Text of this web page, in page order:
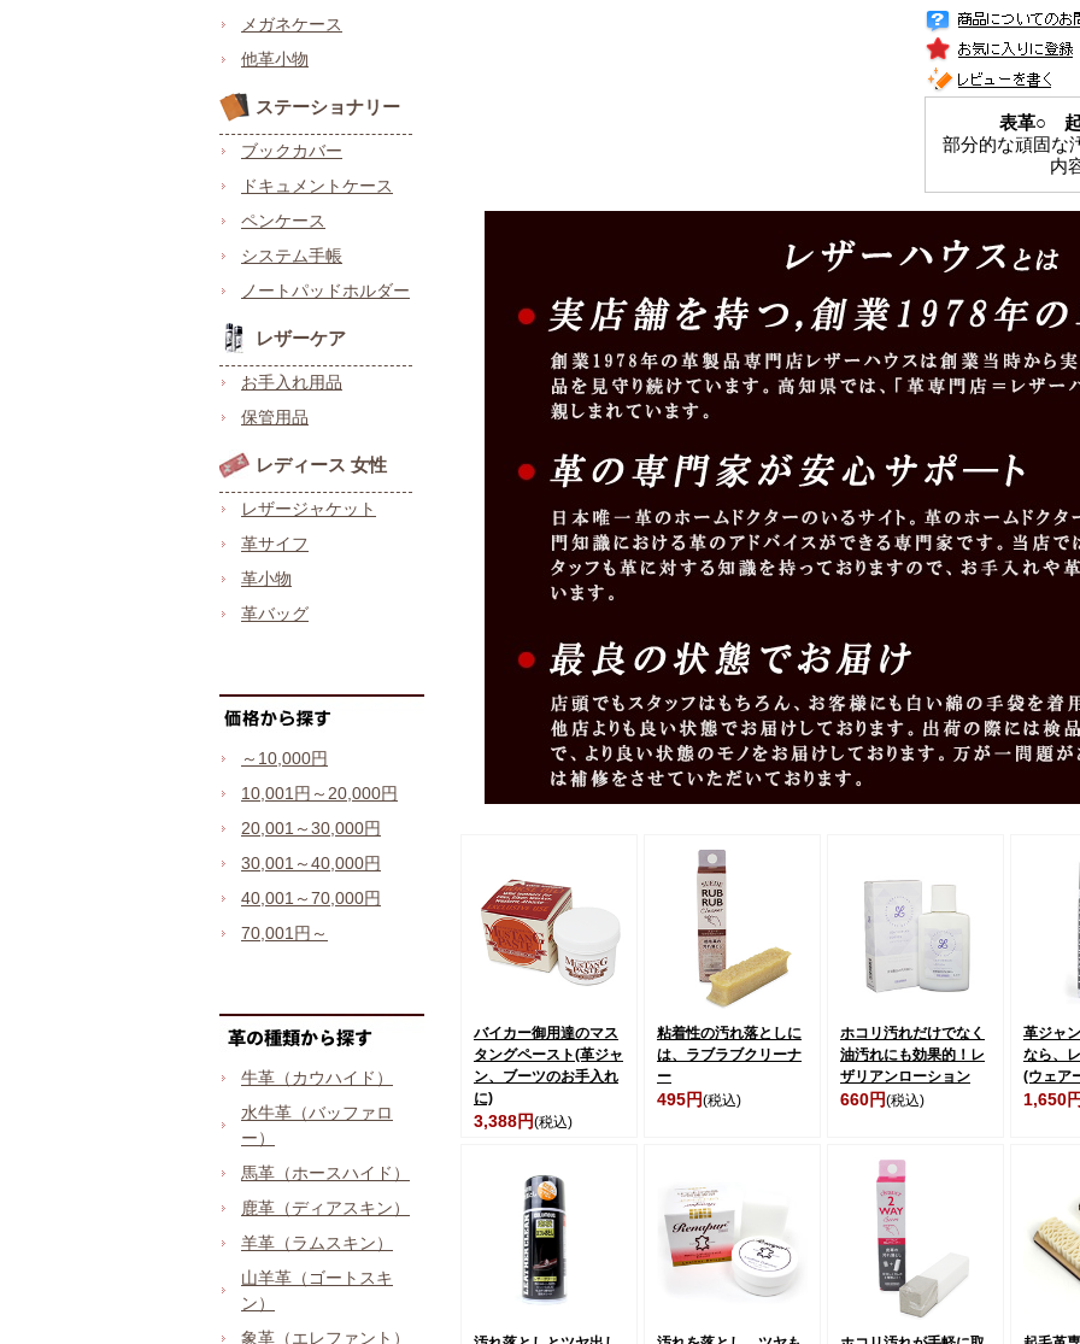
メガネケース
他革小物
ステーショナリー
ブックカバー
ドキュメントケース
ペンケース
システム手帳
ノートパッドホルダー
レザーケア
お手入れ用品
保管用品
レディース 女性
レザージャケット
革サイフ
革小物
革バッグ
～10,000円
10,001円～20,000円
20,001～30,000円
30,001～40,000円
40,001～70,000円
70,001円～
牛革（カウハイド）
水牛革（バッファロ
ー）
馬革（ホースハイド）
鹿革（ディアスキン）
羊革（ラムスキン）
山羊革（ゴートスキ
ン）
象革（エレファント）
表革○
部分的な頑固な
内
バイカー御用達のマス
タングペースト(革ジャ
ン、ブーツのお手入れ
に)
3,388円(税込)
粘着性の汚れ落としに
は、ラブラブクリーナ
ー
495円(税込)
ホコリ汚れだけでなく
油汚れにも効果的！レ
ザリアンローション
660円(税込)
革ジャ
なら、
(ウェア
1,650